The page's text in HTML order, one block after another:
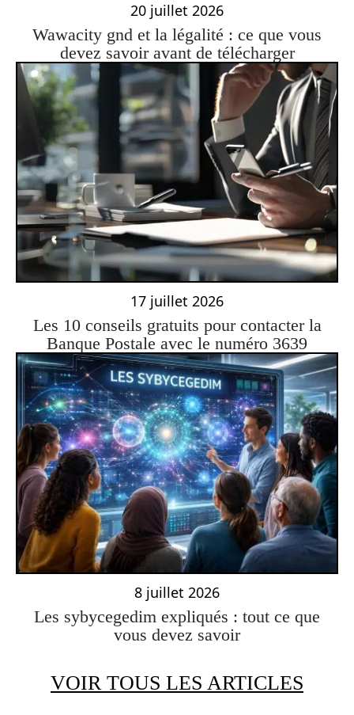
20 juillet 2026
Wawacity gnd et la légalité : ce que vous
devez savoir avant de télécharger
17 juillet 2026
Les 10 conseils gratuits pour contacter la
Banque Postale avec le numéro 3639
8 juillet 2026
Les sybycegedim expliqués : tout ce que
vous devez savoir
VOIR TOUS LES ARTICLES